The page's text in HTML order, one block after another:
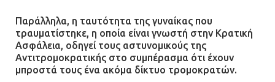
Παράλληλα, η ταυτότητα της γυναίκας που
τραυματίστηκε, η οποία είναι γνωστή στην Κρατική
Ασφάλεια, οδηγεί τους αστυνομικούς της
Αντιτρομοκρατικής στο συμπέρασμα ότι έχουν
μπροστά τους ένα ακόμα δίκτυο τρομοκρατών.